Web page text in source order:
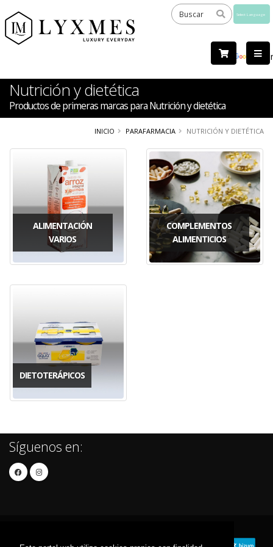
by
Nutrición y dietética
Productos de primeras marcas para Nutrición y dietética
INICIO PARAFARMACIA NUTRICIÓN Y DIETÉTICA
ALIMENTACIÓN
VARIOS
COMPLEMENTOS
ALIMENTICIOS
DIETOTERÁPICOS
Síguenos en: